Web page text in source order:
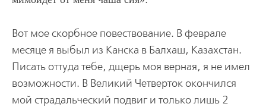
Вот мое скорбное повествование. В феврале
месяце я выбыл из Канска в Балхаш, Казахстан.
Писать оттуда тебе, дщерь моя верная, я не имел
возможности. В Великий Четверток окончился
мой страдальческий подвиг и только лишь 2